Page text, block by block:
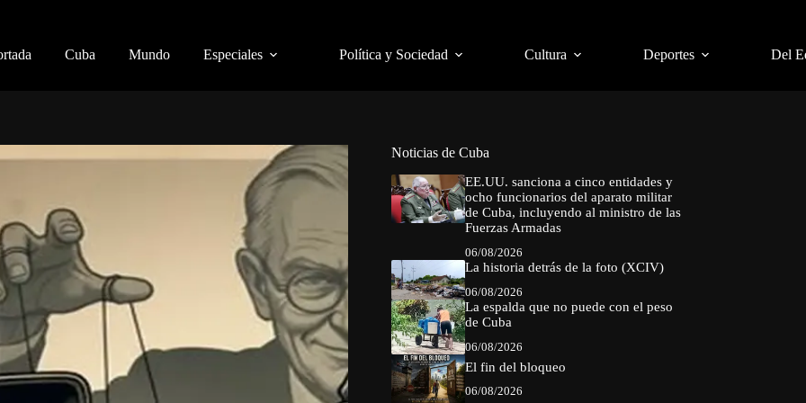
Cuba Mundo Especiales Política y Sociedad Cultura Deportes Del
Noticias de Cuba
EE.UU. sanciona a cinco entidades y
ocho funcionarios del aparato militar
de Cuba, incluyendo al ministro de las
Fuerzas Armadas
06/08/2026
La historia detrás de la foto (XCIV)
06/08/2026
La espalda que no puede con el peso
de Cuba
06/08/2026
El fin del bloqueo
06/08/2026